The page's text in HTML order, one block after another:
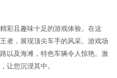
彩且趣味十足的游戏体验。在这
者，展现顶尖车手的风采。游戏场
以及海滩，特色车辆令人惊艳。激
让您沉浸其中。